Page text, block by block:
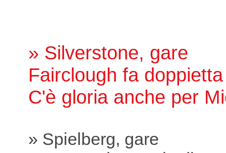
» Silverstone, gare
Fairclough fa doppietta
C'è gloria anche per
» Spielberg, gare